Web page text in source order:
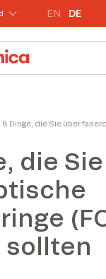
EN DE
8 Dinge, die Sie über
die
sollten